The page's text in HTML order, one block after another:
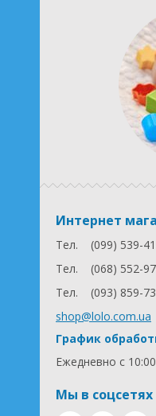
Интернет
Тел.
(099) 539-
Тел.
(068) 552-
Тел.
(093) 859-
shop@lolo.com.ua
График
Ежедневно с
Мы в соцсетях